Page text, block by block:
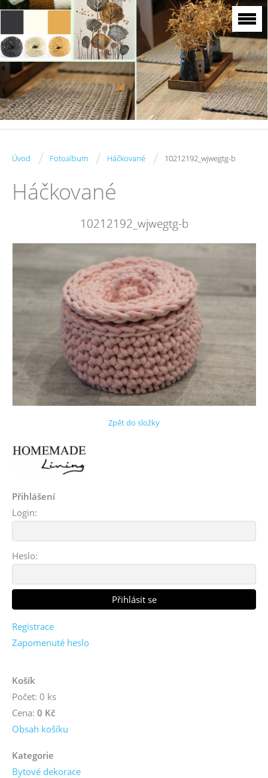
Úvod / Fotoalbum / Háčkované / 10212192_wjwegtg-b
Háčkované
10212192_wjwegtg-b
Zpět do složky
Přihlášení
Login:
Heslo:
Registrace
Zapomenuté heslo
Košík
Počet: 0 ks
Cena: 0 Kč
Obsah košíku
Kategorie
Bytové dekorace